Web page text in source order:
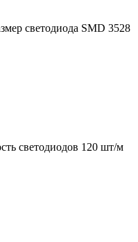
светодиода SMD 3528
светодиодов 120 шт/м